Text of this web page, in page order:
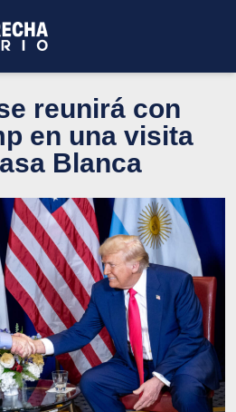
reunirá con
en una visita
Blanca